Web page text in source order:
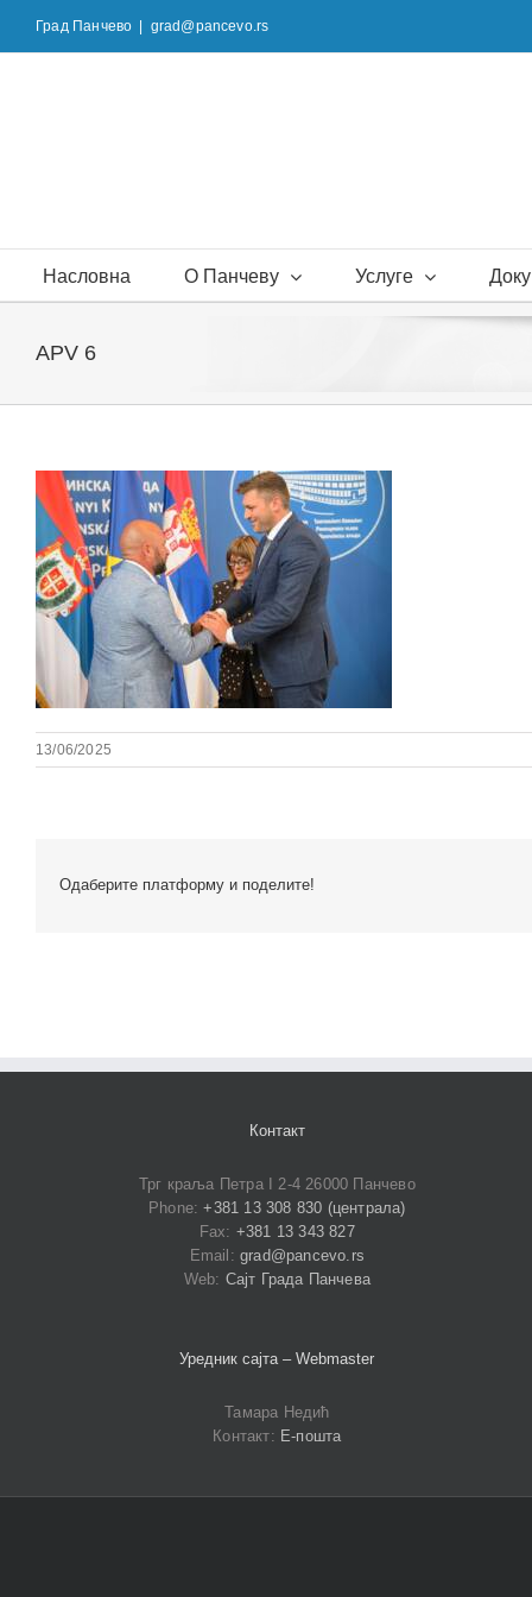
content
Град Панчево grad@pancevo.rs
Насловна О Панчеву Услуге
APV 6
13/06/2025
Одаберите платформу и поделите!
Контакт
Трг краља Петра I 2-4 26000 Панчево
Phone:+381 13 308 830 (централа)
Fax: +381 13 343 827
Email:grad@pancevo.rs
Web: Сајт Града Панчева
Уредник сајта – Webmaster
Тамара Недић
Контакт: Е-пошта